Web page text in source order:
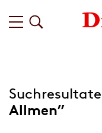
Suchresultate
Allmen”